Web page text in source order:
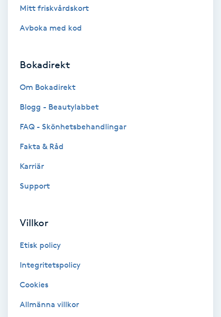
Kemisk peeling
Keratinbehandling
Kinesisk medicin
Klangmassage
Klippning
Klippning ungdom
Mitt friskvårdskort
Avboka med kod
Bokadirekt
Om Bokadirekt
Blogg - Beautylabbet
FAQ - Skönhetsbehandlingar
Fakta & Råd
Karriär
Support
Villkor
Etisk policy
Integritetspolicy
Cookies
Allmänna villkor